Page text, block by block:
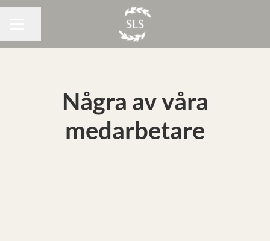
Några av våra
medarbetare